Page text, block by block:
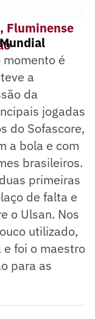
Fluminense
é
a
da
jogadas
do Sofascore,
a bola e com
brasileiros.
primeiras
de falta e
o Ulsan. Nos
utilizado,
foi o maestro
para as